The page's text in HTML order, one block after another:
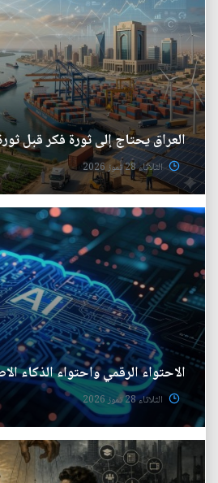
العراق يحتاج إلى ثورة فكر قبل
الثلاثاء 28 تموز 2026
الاحتواء الرقمي واحتواء الذكاء
الثلاثاء 28 تموز 2026